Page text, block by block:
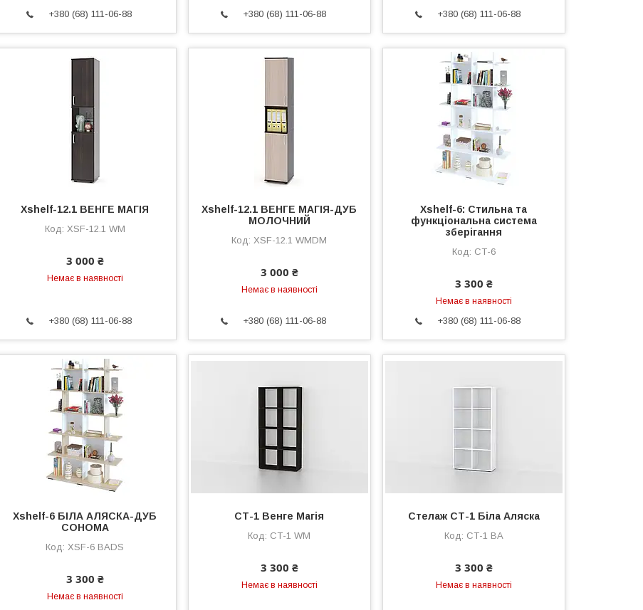
+380 (68) 111-06-88 +380 (68) 111-06-88 +380 (68) 111-06-88
Xshelf-12.1 ВЕНГЕ МАГІЯ
XSF-12.1 WM
3 000 ₴
Немає в наявності
+380 (68) 111-06-88
Xshelf-12.1 ВЕНГЕ МАГІЯ-ДУБ
МОЛОЧНИЙ
XSF-12.1 WMDM
3 000 ₴
Немає в наявності
+380 (68) 111-06-88
Xshelf-6: Стильна та
функціональна система
зберігання
СТ-6
3 300 ₴
Немає в наявності
+380 (68) 111-06-88
Xshelf-6 БІЛА АЛЯСКА-ДУБ
CОНОМА
XSF-6 BADS
3 300 ₴
Немає в наявності
СТ-1 Венге Магія
СТ-1 WM
3 300 ₴
Немає в наявності
Стелаж СТ-1 Біла Аляска
СТ-1 BA
3 300 ₴
Немає в наявності